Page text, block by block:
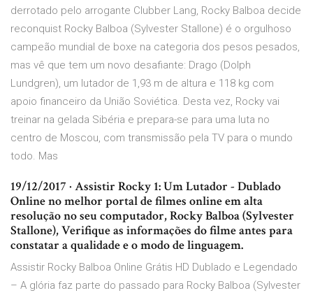
derrotado pelo arrogante Clubber Lang, Rocky Balboa decide
reconquist Rocky Balboa (Sylvester Stallone) é o orgulhoso
campeão mundial de boxe na categoria dos pesos pesados,
mas vê que tem um novo desafiante: Drago (Dolph
Lundgren), um lutador de 1,93 m de altura e 118 kg com
apoio financeiro da União Soviética. Desta vez, Rocky vai
treinar na gelada Sibéria e prepara-se para uma luta no
centro de Moscou, com transmissão pela TV para o mundo
todo. Mas
19/12/2017 · Assistir Rocky 1: Um Lutador - Dublado
Online no melhor portal de filmes online em alta
resolução no seu computador, Rocky Balboa (Sylvester
Stallone), Verifique as informações do filme antes para
constatar a qualidade e o modo de linguagem.
Assistir Rocky Balboa Online Grátis HD Dublado e Legendado
– A glória faz parte do passado para Rocky Balboa (Sylvester